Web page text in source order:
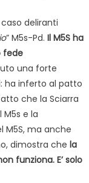
deliranti
” M5s-Pd. Il M5S ha
fede
una forte
ha inferto al patto
che la Sciarra
e la
M5S, ma anche
dimostra che la
funziona. E’ solo